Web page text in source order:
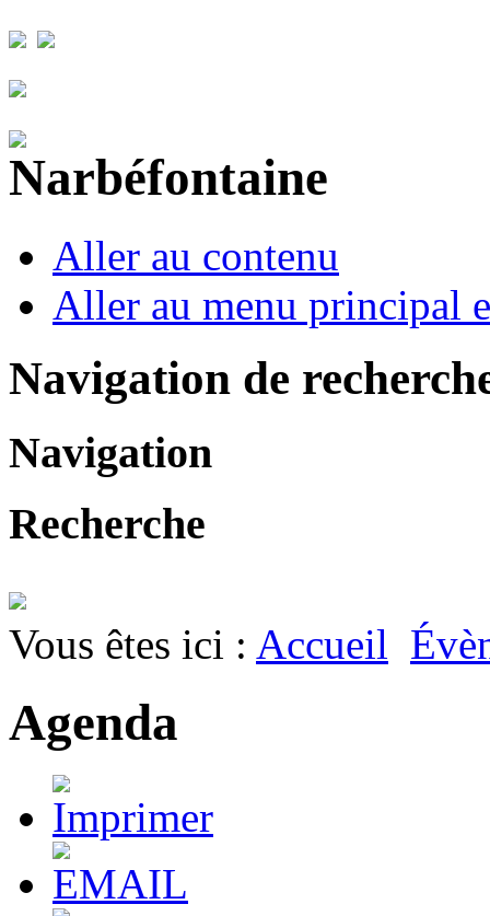
Aller au contenu
Aller au menu principal
Navigation de
Navigation
Recherche
Vous êtes ici : Accueil
Agenda